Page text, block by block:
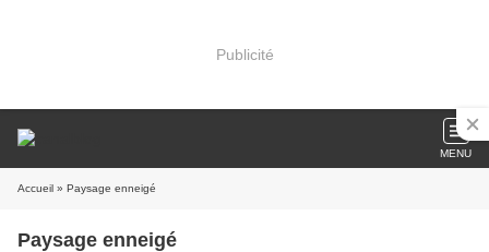
Publicité
MENU
Accueil » Paysage enneigé
Paysage enneigé